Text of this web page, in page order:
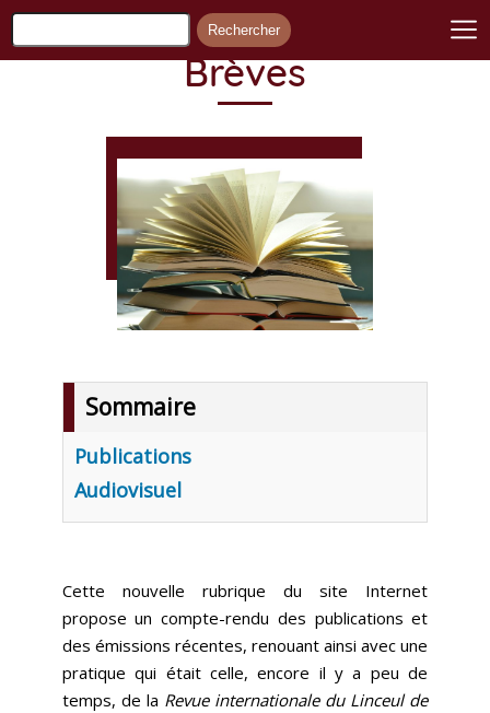
Brèves
Sommaire
Publications
Audiovisuel
Cette nouvelle rubrique du site Internet
propose un compte-rendu des publications et
des émissions récentes, renouant ainsi avec une
pratique qui était celle, encore il y a peu de
temps, de la Revue internationale du Linceul de